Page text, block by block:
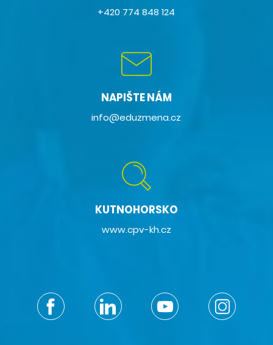
+420 774 848 124
NAPIŠTE NÁM
info@eduzmena.cz
KUTNOHORSKO
www.cpv-kh.cz